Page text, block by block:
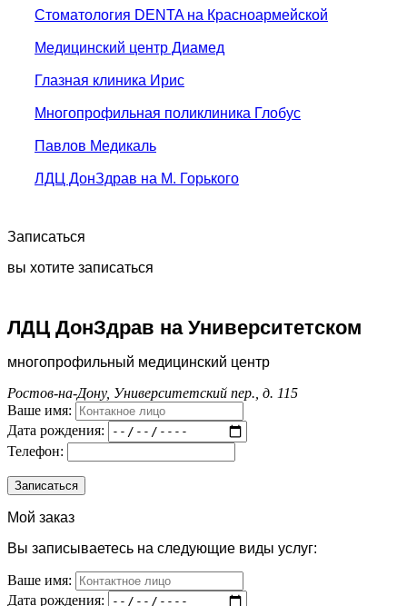
Стоматология DENTA на Красноармейской
Медицинский центр Диамед
Глазная клиника Ирис
Многопрофильная поликлиника Глобус
Павлов Медикаль
ЛДЦ ДонЗдрав на М. Горького
Записаться
вы хотите записаться
ЛДЦ ДонЗдрав на Университетском
многопрофильный медицинский центр
Ростов-на-Дону, Университетский пер., д. 115
Ваше имя:
Дата рождения:
Телефон:
Мой заказ
Вы записываетесь на следующие виды услуг:
Ваше имя:
Дата рождения: